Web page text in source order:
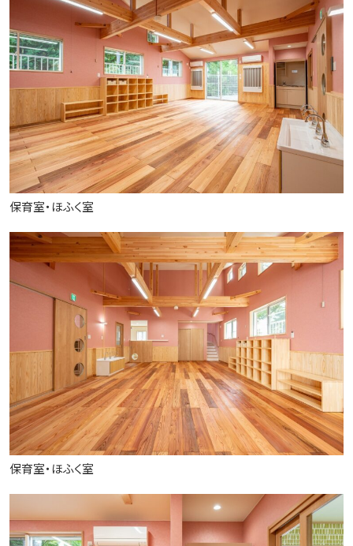
保育室・ほふく室
保育室・ほふく室